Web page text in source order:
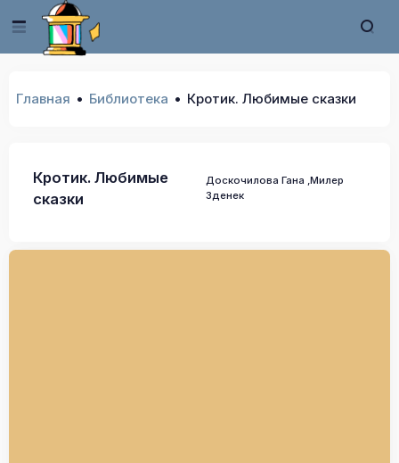
Главная Библиотека Кротик. Любимые сказки
Кротик. Любимые
сказки
Доскочилова Гана ,Милер
Зденек